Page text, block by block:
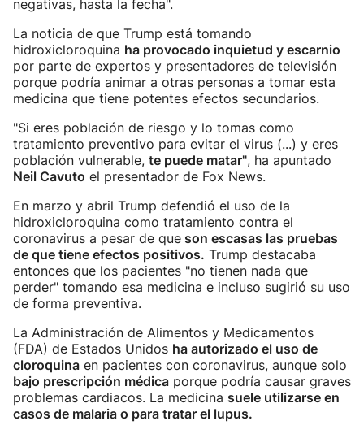
negativas, hasta la fecha".
La noticia de que Trump está tomando
hidroxicloroquina ha provocado inquietud y escarnio
por parte de expertos y presentadores de televisión
porque podría animar a otras personas a tomar esta
medicina que tiene potentes efectos secundarios.
"Si eres población de riesgo y lo tomas como
tratamiento preventivo para evitar el virus (...) y eres
población vulnerable, te puede matar", ha apuntado
Neil Cavuto el presentador de Fox News.
En marzo y abril Trump defendió el uso de la
hidroxicloroquina como tratamiento contra el
coronavirus a pesar de que son escasas las pruebas
de que tiene efectos positivos. Trump destacaba
entonces que los pacientes "no tienen nada que
perder" tomando esa medicina e incluso sugirió su uso
de forma preventiva.
La Administración de Alimentos y Medicamentos
(FDA) de Estados Unidos ha autorizado el uso de
cloroquina en pacientes con coronavirus, aunque solo
bajo prescripción médica porque podría causar graves
problemas cardiacos. La medicina suele utilizarse en
casos de malaria o para tratar el lupus.